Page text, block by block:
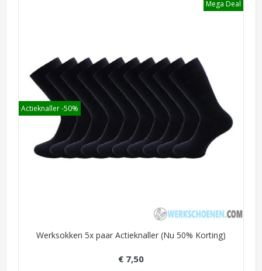
Actieknaller -50%
Mega Deal
Werksokken 5x paar Actieknaller (Nu 50% Korting)
€ 7,50